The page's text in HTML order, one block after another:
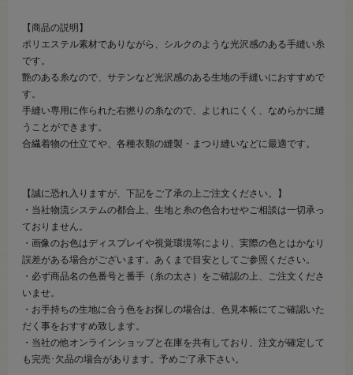
【商品の説明】
ポリエステル素材でありながら、シルクのような光沢感のある手縫い糸
です。
艶のある糸なので、サテンなど光沢感のある生地の手縫いにおすすめで
す。
手縫い専用に作られた右撚りの糸なので、よじれにくく、なめらかに縫
うことができます。
合繊着物の仕立てや、各種衣類の縫製・まつり縫いなどに最適です。
【誠に恐れ入りますが、下記をご了承の上ご注文ください。】
・当社物流システムの都合上、生地と糸の色合わせやご相談は一切承っ
ておりません。
・画像のお色はディスプレイや視覚環境等により、実際の色とはかなり
誤差がある場合がございます。あくまで目安としてご参照ください。
・必ず商品名の色番号と番手（糸の太さ）をご確認の上、ご注文くださ
いませ。
・お手持ちの生地に合う色をお探しの場合は、色見本帳にてご確認いた
だく事をおすすめ致します。
・当社の他オンラインショップと在庫を共有しており、注文が確定して
も完売･欠品の場合があります。予めご了承下さい。